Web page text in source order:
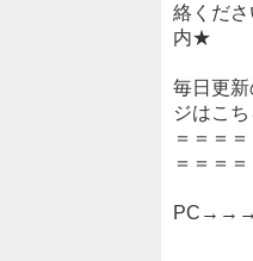
絡くだ
内★
毎日更
ジはこち
＝＝＝
＝＝＝＝
PC→→→